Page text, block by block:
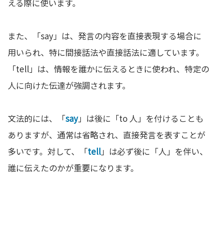
える際に使います。
また、「say」は、発言の内容を直接表現する場合に
用いられ、特に間接話法や直接話法に適しています。
「tell」は、情報を誰かに伝えるときに使われ、特定の
人に向けた伝達が強調されます。
文法的には、「say」は後に「to 人」を付けることも
ありますが、通常は省略され、直接発言を表すことが
多いです。対して、「tell」は必ず後に「人」を伴い、
誰に伝えたのかが重要になります。